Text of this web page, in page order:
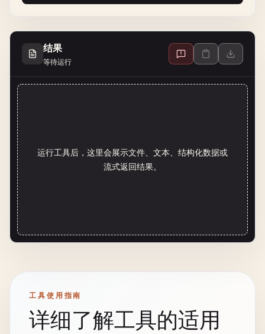
结果
等待运行
运行工具后，这里会展示文件、文本、结构化数据或
流式返回结果。
工具使用指南
详细了解工具的适用